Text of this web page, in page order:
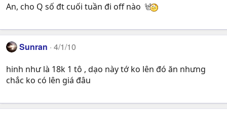
An, cho Q số đt cuối tuần đi off nào
Sunran 4/1/10
hinh như là 18k 1 tô , dạo này tớ ko lên đó ăn nhưng
chắc ko có lên giá đâu